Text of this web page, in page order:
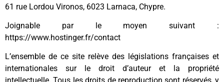
61 rue Lordou Vironos, 6023 Larnaca, Chypre.
Joignable par le moyen suivant :
https://www.hostinger.fr/contact
L’ensemble de ce site relève des législations françaises et
internationales sur le droit d’auteur et la propriété